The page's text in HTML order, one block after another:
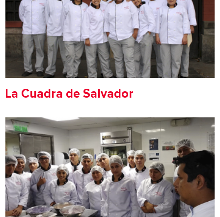
La Cuadra de Salvador